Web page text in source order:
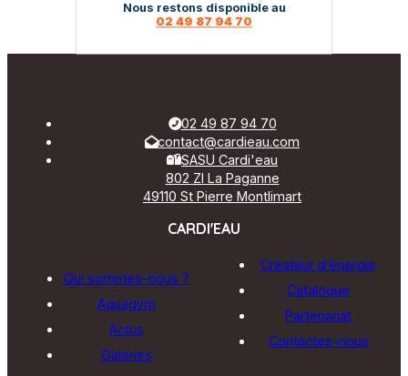
Nous restons disponible au
02 49 87 94 70
02 49 87 94 70
contact@cardieau.com
SASU Cardi'eau
802 ZI La Paganne
49110 St Pierre Montlimart
CARDI'EAU
Qui sommes-nous ?
Aquagym
Actus
Galeries
Créateur d’énergie
Catalogue
Partenariat
Contactez-nous